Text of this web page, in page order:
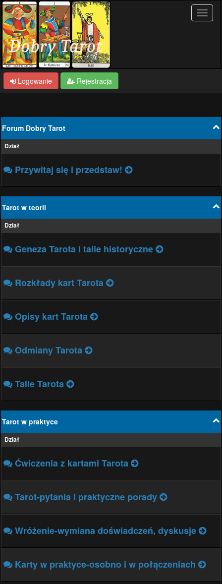
Logowanie Rejestracja
Forum Dobry Tarot
Dział
Przywitaj się i przedstaw!
Tarot w teorii
Dział
Geneza Tarota i talie historyczne
Rozkłady kart Tarota
Opisy kart Tarota
Odmiany Tarota
Talie Tarota
Tarot w praktyce
Dział
Ćwiczenia z kartami Tarota
Tarot-pytania i praktyczne porady
Wróżenie-wymiana doświadczeń, dyskusje
Karty w praktyce-osobno i w połączeniach